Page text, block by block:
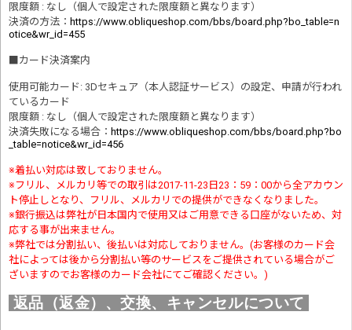
限度額 : なし（個人で設定された限度額と異なります）
決済の方法 ： https://www.obliqueshop.com/bbs/board.php?bo_table=n
otice&wr_id=455
カード決済案内
使用可能カード: 3Dセキュア（本人認証サービス）の設定、申請が行われ
ているカード
限度額 : なし（個人で設定された限度額と異なります）
決済失敗になる場合 ： https://www.obliqueshop.com/bbs/board.php?bo
_table=notice&wr_id=456
※着払い対応は致しておりません。
※フリル、メルカリ等での取引は2017-11-23日23：59：00から全アカウン
ト停止しとなり、フリル、メルカリでの提供ができなくなりました。
※銀行振込は弊社が日本国内で使用又はご用意できる口座がないため、対
応する事が出来ません。
※弊社では分割払い、後払いは対応しておりません。(お客様のカード会
社によっては後から分割払い等のサービスをご提供されている場合がご
ざいますのでお客様のカード会社にてご確認ください。)
返品（返金）、交換、キャンセルについて